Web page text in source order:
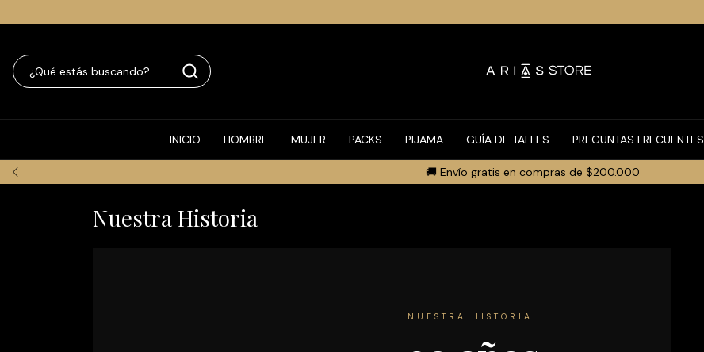
🚚 Envío gratis en compras de $200.000
INICIO HOMBRE MUJER PACKS PIJAMA GUÍA DE TALLES PREGUNTAS FRECUENTES
Nuestra Historia
NUESTRA HISTORIA